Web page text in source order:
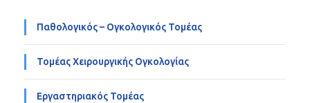
Παθολογικός – Ογκολογικός Τομέας
Τομέας Χειρουργικής Ογκολογίας
Εργαστηριακός Τομέας